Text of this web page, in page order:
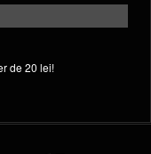
de 20 lei!